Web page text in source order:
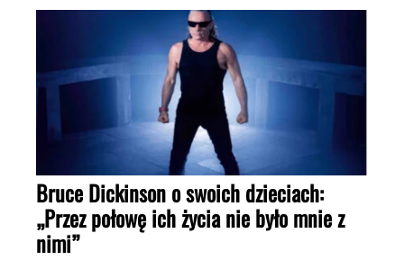
Bruce Dickinson o swoich dzieciach:
„Przez połowę ich życia nie było mnie z
nimi”